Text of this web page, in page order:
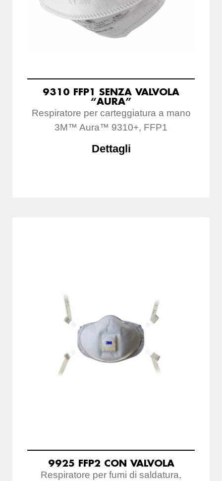
9310 FFP1 SENZA VALVOLA
“AURA”
Respiratore per carteggiatura a mano
3M™ Aura™ 9310+, FFP1
Dettagli
9925 FFP2 CON VALVOLA
Respiratore per fumi di saldatura,